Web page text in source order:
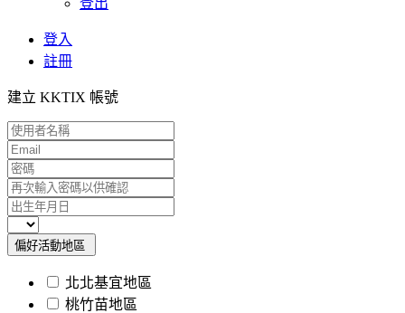
登入
註冊
建立 KKTIX 帳號
偏好活動地區
北北基宜地區
桃竹苗地區